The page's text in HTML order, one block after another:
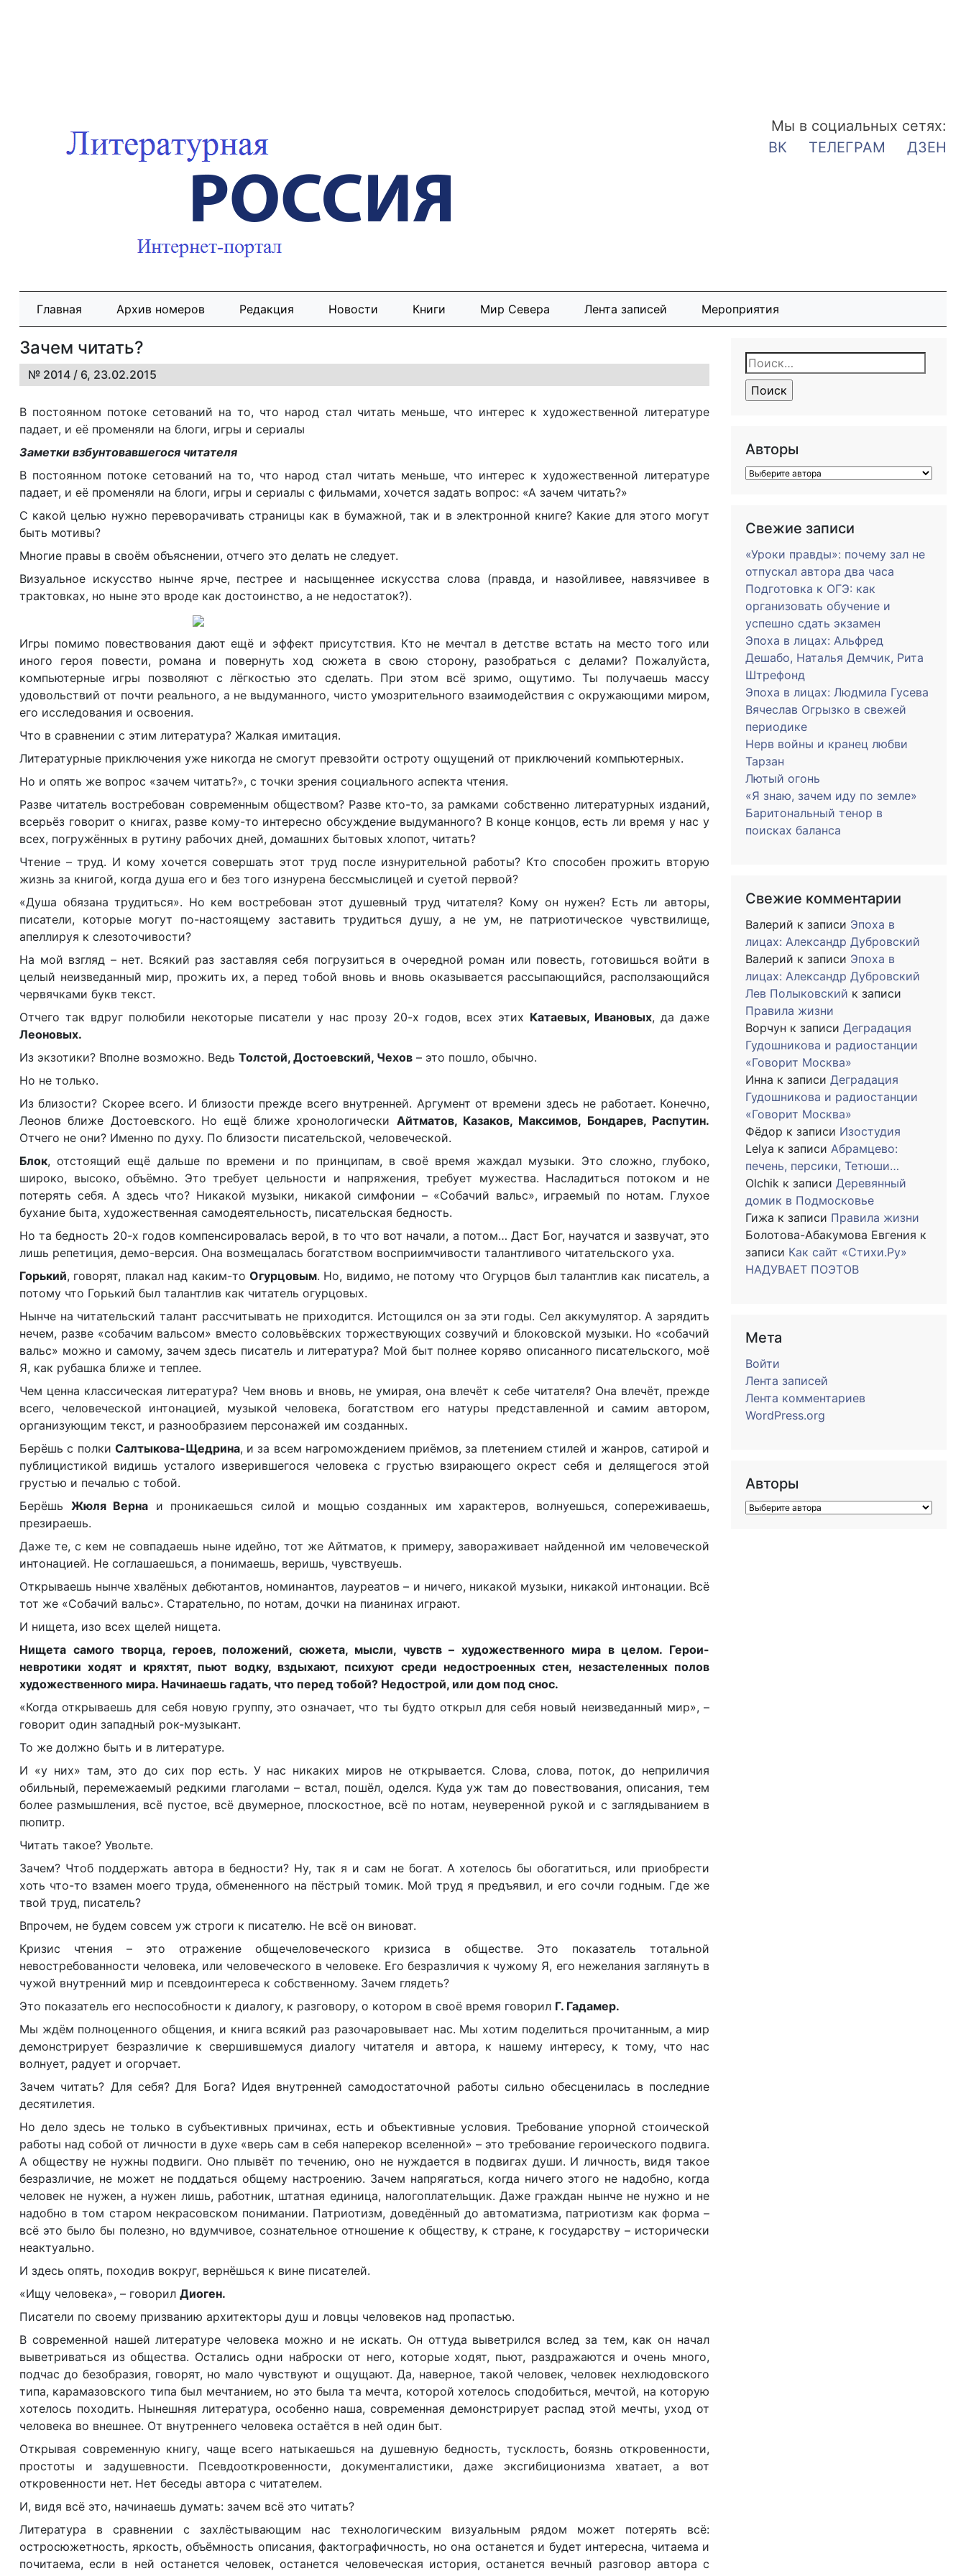
Мы в социальных сетях:
ВК
ТЕЛЕГРАМ ДЗЕН
Главная Архив номеров Редакция Новости Книги Мир Севера Лента записей Мероприятия
Зачем читать?
№ 2014 / 6, 23.02.2015
В постоянном потоке сетований на то, что народ стал читать меньше, что интерес к художественной литературе
падает, и её променяли на блоги, игры и сериалы
Заметки взбунтовавшегося читателя
В постоянном потоке сетований на то, что народ стал читать меньше, что интерес к художественной литературе
падает, и её променяли на блоги, игры и сериалы с фильмами, хочется задать вопрос: «А зачем читать?»
С какой целью нужно переворачивать страницы как в бумажной, так и в электронной книге? Какие для этого могут
быть мотивы?
Многие правы в своём объяснении, отчего это делать не следует.
Визуальное искусство нынче ярче, пестрее и насыщеннее искусства слова (правда, и назойливее, навязчивее в
трактовках, но ныне это вроде как достоинство, а не недостаток?).
Игры помимо повествования дают ещё и эффект присутствия. Кто не мечтал в детстве встать на место того или
иного героя повести, романа и повернуть ход сюжета в свою сторону, разобраться с делами? Пожалуйста,
компьютерные игры позволяют с лёгкостью это сделать. При этом всё зримо, ощутимо. Ты получаешь массу
удовольствий от почти реального, а не выдуманного, чисто умозрительного взаимодействия с окружающими миром,
его исследования и освоения.
Что в сравнении с этим литература? Жалкая имитация.
Литературные приключения уже никогда не смогут превзойти остроту ощущений от приключений компьютерных.
Но и опять же вопрос «зачем читать?», с точки зрения социального аспекта чтения.
Разве читатель востребован современным обществом? Разве кто-то, за рамками собственно литературных изданий,
всерьёз говорит о книгах, разве кому-то интересно обсуждение выдуманного? В конце концов, есть ли время у нас у
всех, погружённых в рутину рабочих дней, домашних бытовых хлопот, читать?
Чтение – труд. И кому хочется совершать этот труд после изнурительной работы? Кто способен прожить вторую
жизнь за книгой, когда душа его и без того изнурена бессмыслицей и суетой первой?
«Душа обязана трудиться». Но кем востребован этот душевный труд читателя? Кому он нужен? Есть ли авторы,
писатели, которые могут по-настоящему заставить трудиться душу, а не ум, не патриотическое чувствилище,
апеллируя к слезоточивости?
На мой взгляд – нет. Всякий раз заставляя себя погрузиться в очередной роман или повесть, готовишься войти в
целый неизведанный мир, прожить их, а перед тобой вновь и вновь оказывается рассыпающийся, расползающийся
червячками букв текст.
Отчего так вдруг полюбили некоторые писатели у нас прозу 20-х годов, всех этих Катаевых, Ивановых, да даже
Леоновых.
Из экзотики? Вполне возможно. Ведь Толстой, Достоевский, Чехов – это пошло, обычно.
Но не только.
Из близости? Скорее всего. И близости прежде всего внутренней. Аргумент от времени здесь не работает. Конечно,
Леонов ближе Достоевского. Но ещё ближе хронологически Айтматов, Казаков, Максимов, Бондарев, Распутин.
Отчего не они? Именно по духу. По близости писательской, человеческой.
Блок, отстоящий ещё дальше по времени и по принципам, в своё время жаждал музыки. Это сложно, глубоко,
широко, высоко, объёмно. Это требует цельности и напряжения, требует мужества. Насладиться потоком и не
потерять себя. А здесь что? Никакой музыки, никакой симфонии – «Собачий вальс», играемый по нотам. Глухое
бухание быта, художественная самодеятельность, писательская бедность.
Но та бедность 20-х годов компенсировалась верой, в то что вот начали, а потом… Даст Бог, научатся и зазвучат, это
лишь репетиция, демо-версия. Она возмещалась богатством восприимчивости талантливого читательского уха.
Горький, говорят, плакал над каким-то Огурцовым. Но, видимо, не потому что Огурцов был талантлив как писатель, а
потому что Горький был талантлив как читатель огурцовых.
Нынче на читательский талант рассчитывать не приходится. Истощился он за эти годы. Сел аккумулятор. А зарядить
нечем, разве «собачим вальсом» вместо соловьёвских торжествующих созвучий и блоковской музыки. Но «собачий
вальс» можно и самому, зачем здесь писатель и литература? Мой быт полнее коряво описанного писательского, моё
Я, как рубашка ближе и теплее.
Чем ценна классическая литература? Чем вновь и вновь, не умирая, она влечёт к себе читателя? Она влечёт, прежде
всего, человеческой интонацией, музыкой человека, богатством его натуры представленной и самим автором,
организующим текст, и разнообразием персонажей им созданных.
Берёшь с полки Салтыкова-Щедрина, и за всем нагромождением приёмов, за плетением стилей и жанров, сатирой и
публицистикой видишь усталого изверившегося человека с грустью взирающего окрест себя и делящегося этой
грустью и печалью с тобой.
Берёшь Жюля Верна и проникаешься силой и мощью созданных им характеров, волнуешься, сопереживаешь,
презираешь.
Даже те, с кем не совпадаешь ныне идейно, тот же Айтматов, к примеру, завораживает найденной им человеческой
интонацией. Не соглашаешься, а понимаешь, веришь, чувствуешь.
Открываешь нынче хвалёных дебютантов, номинантов, лауреатов – и ничего, никакой музыки, никакой интонации. Всё
тот же «Собачий вальс». Старательно, по нотам, дочки на пианинах играют.
И нищета, изо всех щелей нищета.
Нищета самого творца, героев, положений, сюжета, мысли, чувств – художественного мира в целом. Герои-
невротики ходят и кряхтят, пьют водку, вздыхают, психуют среди недостроенных стен, незастеленных полов
художественного мира. Начинаешь гадать, что перед тобой? Недострой, или дом под снос.
«Когда открываешь для себя новую группу, это означает, что ты будто открыл для себя новый неизведанный мир», –
говорит один западный рок-музыкант.
То же должно быть и в литературе.
И «у них» там, это до сих пор есть. У нас никаких миров не открывается. Слова, слова, поток, до неприличия
обильный, перемежаемый редкими глаголами – встал, пошёл, оделся. Куда уж там до повествования, описания, тем
более размышления, всё пустое, всё двумерное, плоскостное, всё по нотам, неуверенной рукой и с заглядыванием в
пюпитр.
Читать такое? Увольте.
Зачем? Чтоб поддержать автора в бедности? Ну, так я и сам не богат. А хотелось бы обогатиться, или приобрести
хоть что-то взамен моего труда, обмененного на пёстрый томик. Мой труд я предъявил, и его сочли годным. Где же
твой труд, писатель?
Впрочем, не будем совсем уж строги к писателю. Не всё он виноват.
Кризис чтения – это отражение общечеловеческого кризиса в обществе. Это показатель тотальной
невостребованности человека, или человеческого в человеке. Его безразличия к чужому Я, его нежелания заглянуть в
чужой внутренний мир и псевдоинтереса к собственному. Зачем глядеть?
Это показатель его неспособности к диалогу, к разговору, о котором в своё время говорил Г. Гадамер.
Мы ждём полноценного общения, и книга всякий раз разочаровывает нас. Мы хотим поделиться прочитанным, а мир
демонстрирует безразличие к свершившемуся диалогу читателя и автора, к нашему интересу, к тому, что нас
волнует, радует и огорчает.
Зачем читать? Для себя? Для Бога? Идея внутренней самодостаточной работы сильно обесценилась в последние
десятилетия.
Но дело здесь не только в субъективных причинах, есть и объективные условия. Требование упорной стоической
работы над собой от личности в духе «верь сам в себя наперекор вселенной» – это требование героического подвига.
А обществу не нужны подвиги. Оно плывёт по течению, оно не нуждается в подвигах души. И личность, видя такое
безразличие, не может не поддаться общему настроению. Зачем напрягаться, когда ничего этого не надобно, когда
человек не нужен, а нужен лишь, работник, штатная единица, налогоплательщик. Даже граждан нынче не нужно и не
надобно в том старом некрасовском понимании. Патриотизм, доведённый до автоматизма, патриотизм как форма –
всё это было бы полезно, но вдумчивое, сознательное отношение к обществу, к стране, к государству – исторически
неактуально.
И здесь опять, походив вокруг, вернёшься к вине писателей.
«Ищу человека», – говорил Диоген.
Писатели по своему призванию архитекторы душ и ловцы человеков над пропастью.
В современной нашей литературе человека можно и не искать. Он оттуда выветрился вслед за тем, как он начал
выветриваться из общества. Остались одни наброски от него, которые ходят, пьют, раздражаются и очень много,
подчас до безобразия, говорят, но мало чувствуют и ощущают. Да, наверное, такой человек, человек нехлюдовского
типа, карамазовского типа был мечтанием, но это была та мечта, которой хотелось сподобиться, мечтой, на которую
хотелось походить. Нынешняя литература, особенно наша, современная демонстрирует распад этой мечты, уход от
человека во внешнее. От внутреннего человека остаётся в ней один быт.
Открывая современную книгу, чаще всего натыкаешься на душевную бедность, тусклость, боязнь откровенности,
простоты и задушевности. Псевдооткровенности, документалистики, даже эксгибиционизма хватает, а вот
откровенности нет. Нет беседы автора с читателем.
И, видя всё это, начинаешь думать: зачем всё это читать?
Литература в сравнении с захлёстывающим нас технологическим визуальным рядом может потерять всё:
остросюжетность, яркость, объёмность описания, фактографичность, но она останется и будет интересна, читаема и
почитаема, если в ней останется человек, останется человеческая история, останется вечный разговор автора с
Найти:
Авторы
Свежие записи
«Уроки правды»: почему зал не
отпускал автора два часа
Подготовка к ОГЭ: как
организовать обучение и
успешно сдать экзамен
Эпоха в лицах: Альфред
Дешабо, Наталья Демчик, Рита
Штрефонд
Эпоха в лицах: Людмила Гусева
Вячеслав Огрызко в свежей
периодике
Нерв войны и кранец любви
Тарзан
Лютый огонь
«Я знаю, зачем иду по земле»
Баритональный тенор в
поисках баланса
Свежие комментарии
Валерий к записи Эпоха в
лицах: Александр Дубровский
Валерий к записи Эпоха в
лицах: Александр Дубровский
Лев Полыковский к записи
Правила жизни
Ворчун к записи Деградация
Гудошникова и радиостанции
«Говорит Москва»
Инна к записи Деградация
Гудошникова и радиостанции
«Говорит Москва»
Фёдор к записи Изостудия
Lelya к записи Абрамцево:
печень, персики, Тетюши…
Olchik к записи Деревянный
домик в Подмосковье
Гижа к записи Правила жизни
Болотова-Абакумова Евгения к
записи Как сайт «Стихи.Ру»
НАДУВАЕТ ПОЭТОВ
Мета
Войти
Лента записей
Лента комментариев
WordPress.org
Авторы